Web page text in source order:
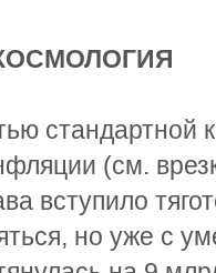
стандартной
(см.
вступило
но уже с